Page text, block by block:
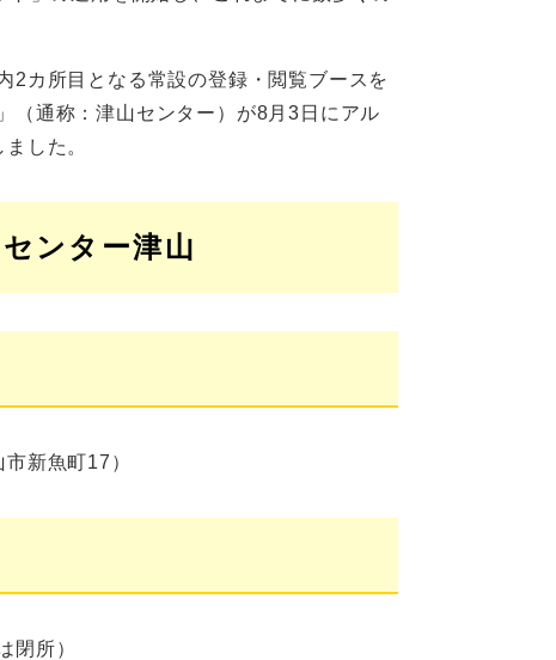
2カ所目となる常設の登録・閲覧ブースを
（通称：津山センター）が8月3日にアル
した。​
ンター津山
新魚町17）
閉所）